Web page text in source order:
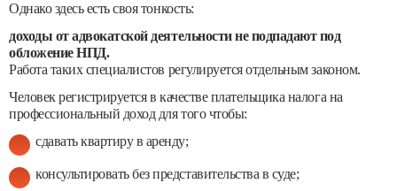
Однако здесь есть своя тонкость:
доходы от адвокатской деятельности не подпадают под
обложение НПД.
Работа таких специалистов регулируется отдельным законом.
Человек регистрируется в качестве плательщика налога на
профессиональный доход для того чтобы:
сдавать квартиру в аренду;
консультировать без представительства в суде;